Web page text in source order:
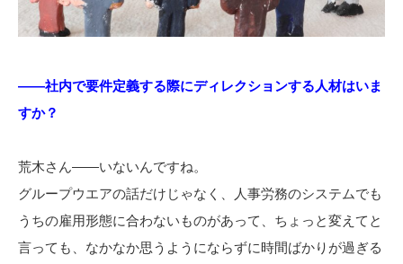
――社内で要件定義する際にディレクションする人材はいま
すか？
荒木さん――いないんですね。
グループウエアの話だけじゃなく、人事労務のシステムでも
うちの雇用形態に合わないものがあって、ちょっと変えてと
言っても、なかなか思うようにならずに時間ばかりが過ぎる